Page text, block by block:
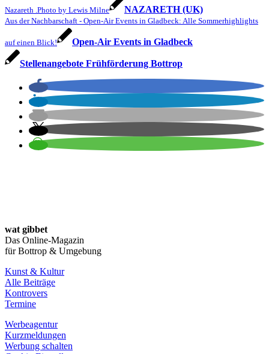
Nazareth .Photo by Lewis Milne NAZARETH (UK)
Aus der Nachbarschaft - Open-Air Events in Gladbeck: Alle Sommerhighlights
auf einen Blick! Open-Air Events in Gladbeck
Stellenangebote Frühförderung Bottrop
wat gibbet
Das Online-Magazin
für Bottrop & Umgebung
Kunst & Kultur
Alle Beiträge
Kontrovers
Termine
Werbeagentur
Kurzmeldungen
Werbung schalten